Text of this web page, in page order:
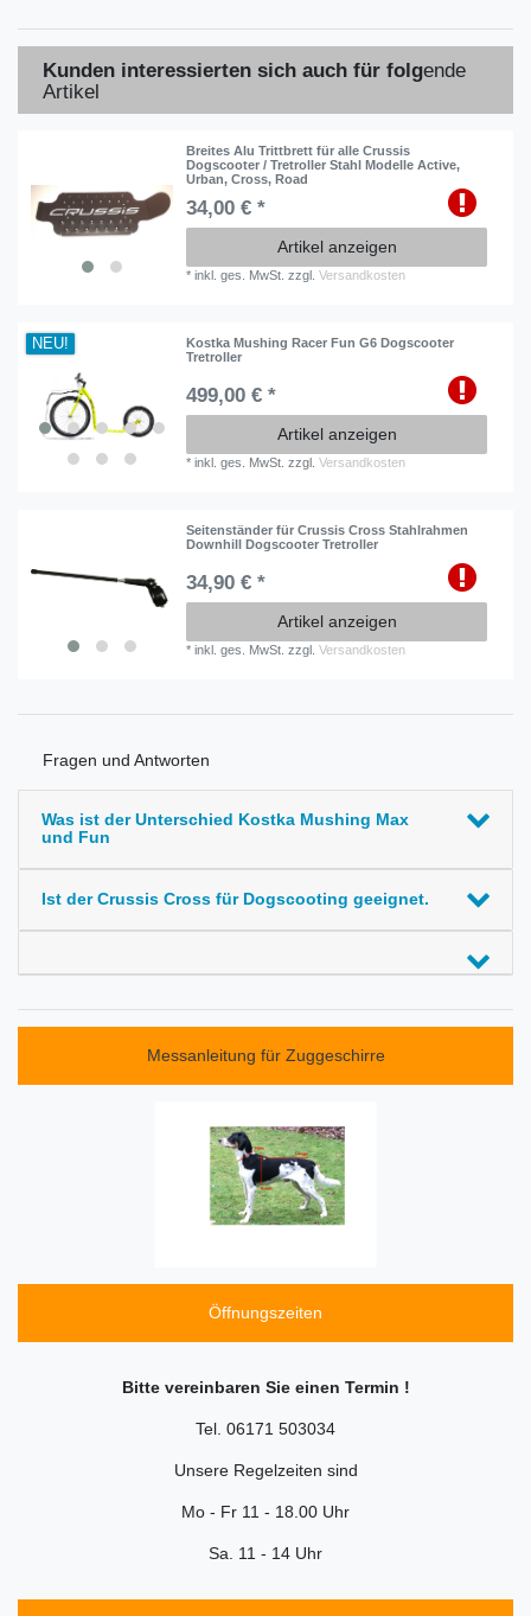
Kunden interessierten sich auch für folgende
Artikel
Breites Alu Trittbrett für alle Crussis
Dogscooter / Tretroller Stahl Modelle Active,
Urban, Cross, Road
34,00 € *
Artikel anzeigen
*inkl. ges. MwSt. zzgl.Versandkosten
NEU!
Kostka Mushing Racer Fun G6 Dogscooter
Tretroller
499,00 € *
Artikel anzeigen
*inkl. ges. MwSt. zzgl.Versandkosten
Seitenständer für Crussis Cross Stahlrahmen
Downhill Dogscooter Tretroller
34,90 € *
Artikel anzeigen
*inkl. ges. MwSt. zzgl.Versandkosten
Fragen und Antworten
Was ist der Unterschied Kostka Mushing Max
und Fun
Ist der Crussis Cross für Dogscooting geeignet.
Messanleitung für Zuggeschirre
Öffnungszeiten
Bitte vereinbaren Sie einen Termin !
Tel. 06171 503034
Unsere Regelzeiten sind
Mo - Fr 11 - 18.00 Uhr
Sa. 11 - 14 Uhr